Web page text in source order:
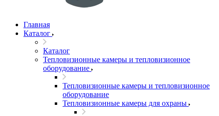
Главная
Каталог
Каталог
Тепловизионные камеры и тепловизионное
оборудование
Тепловизионные камеры и тепловизионное
оборудование
Тепловизионные камеры для охраны